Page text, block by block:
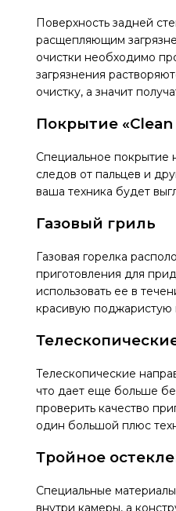
Поверхность задней
расщепляющим
очистки необходимо
загрязнения
очистку, а значит
Покрытие «Clean
Специальное покрытие
следов от пальцев и
ваша техника будет
Газовый гриль
Газовая горелка
приготовления для
использовать ее в
красивую поджаристую
Телескопические
что дает еще больше
проверить качество
один большой плюс
Тройное
Специальные
внутри камеры, а